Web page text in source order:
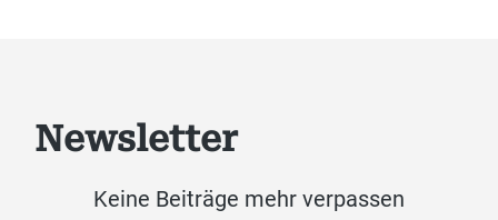
Newsletter
Keine Beiträge mehr verpassen